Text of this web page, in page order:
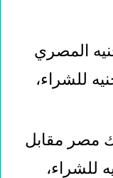
المصري
المشرق: 30.45 جنيه للشراء،
مصر مقابل
30.35 جنيه للشراء،